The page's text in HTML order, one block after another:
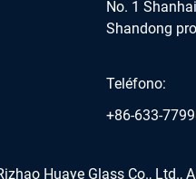
No. 1
Shandong
Teléfono:
+86-633-
Huaye Glass Co., Ltd.,